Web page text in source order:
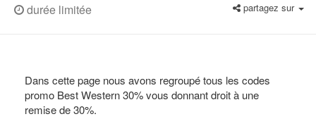
durée limitée partagez sur
Dans cette page nous avons regroupé tous les codes
promo Best Western 30% vous donnant droit à une
remise de 30%.